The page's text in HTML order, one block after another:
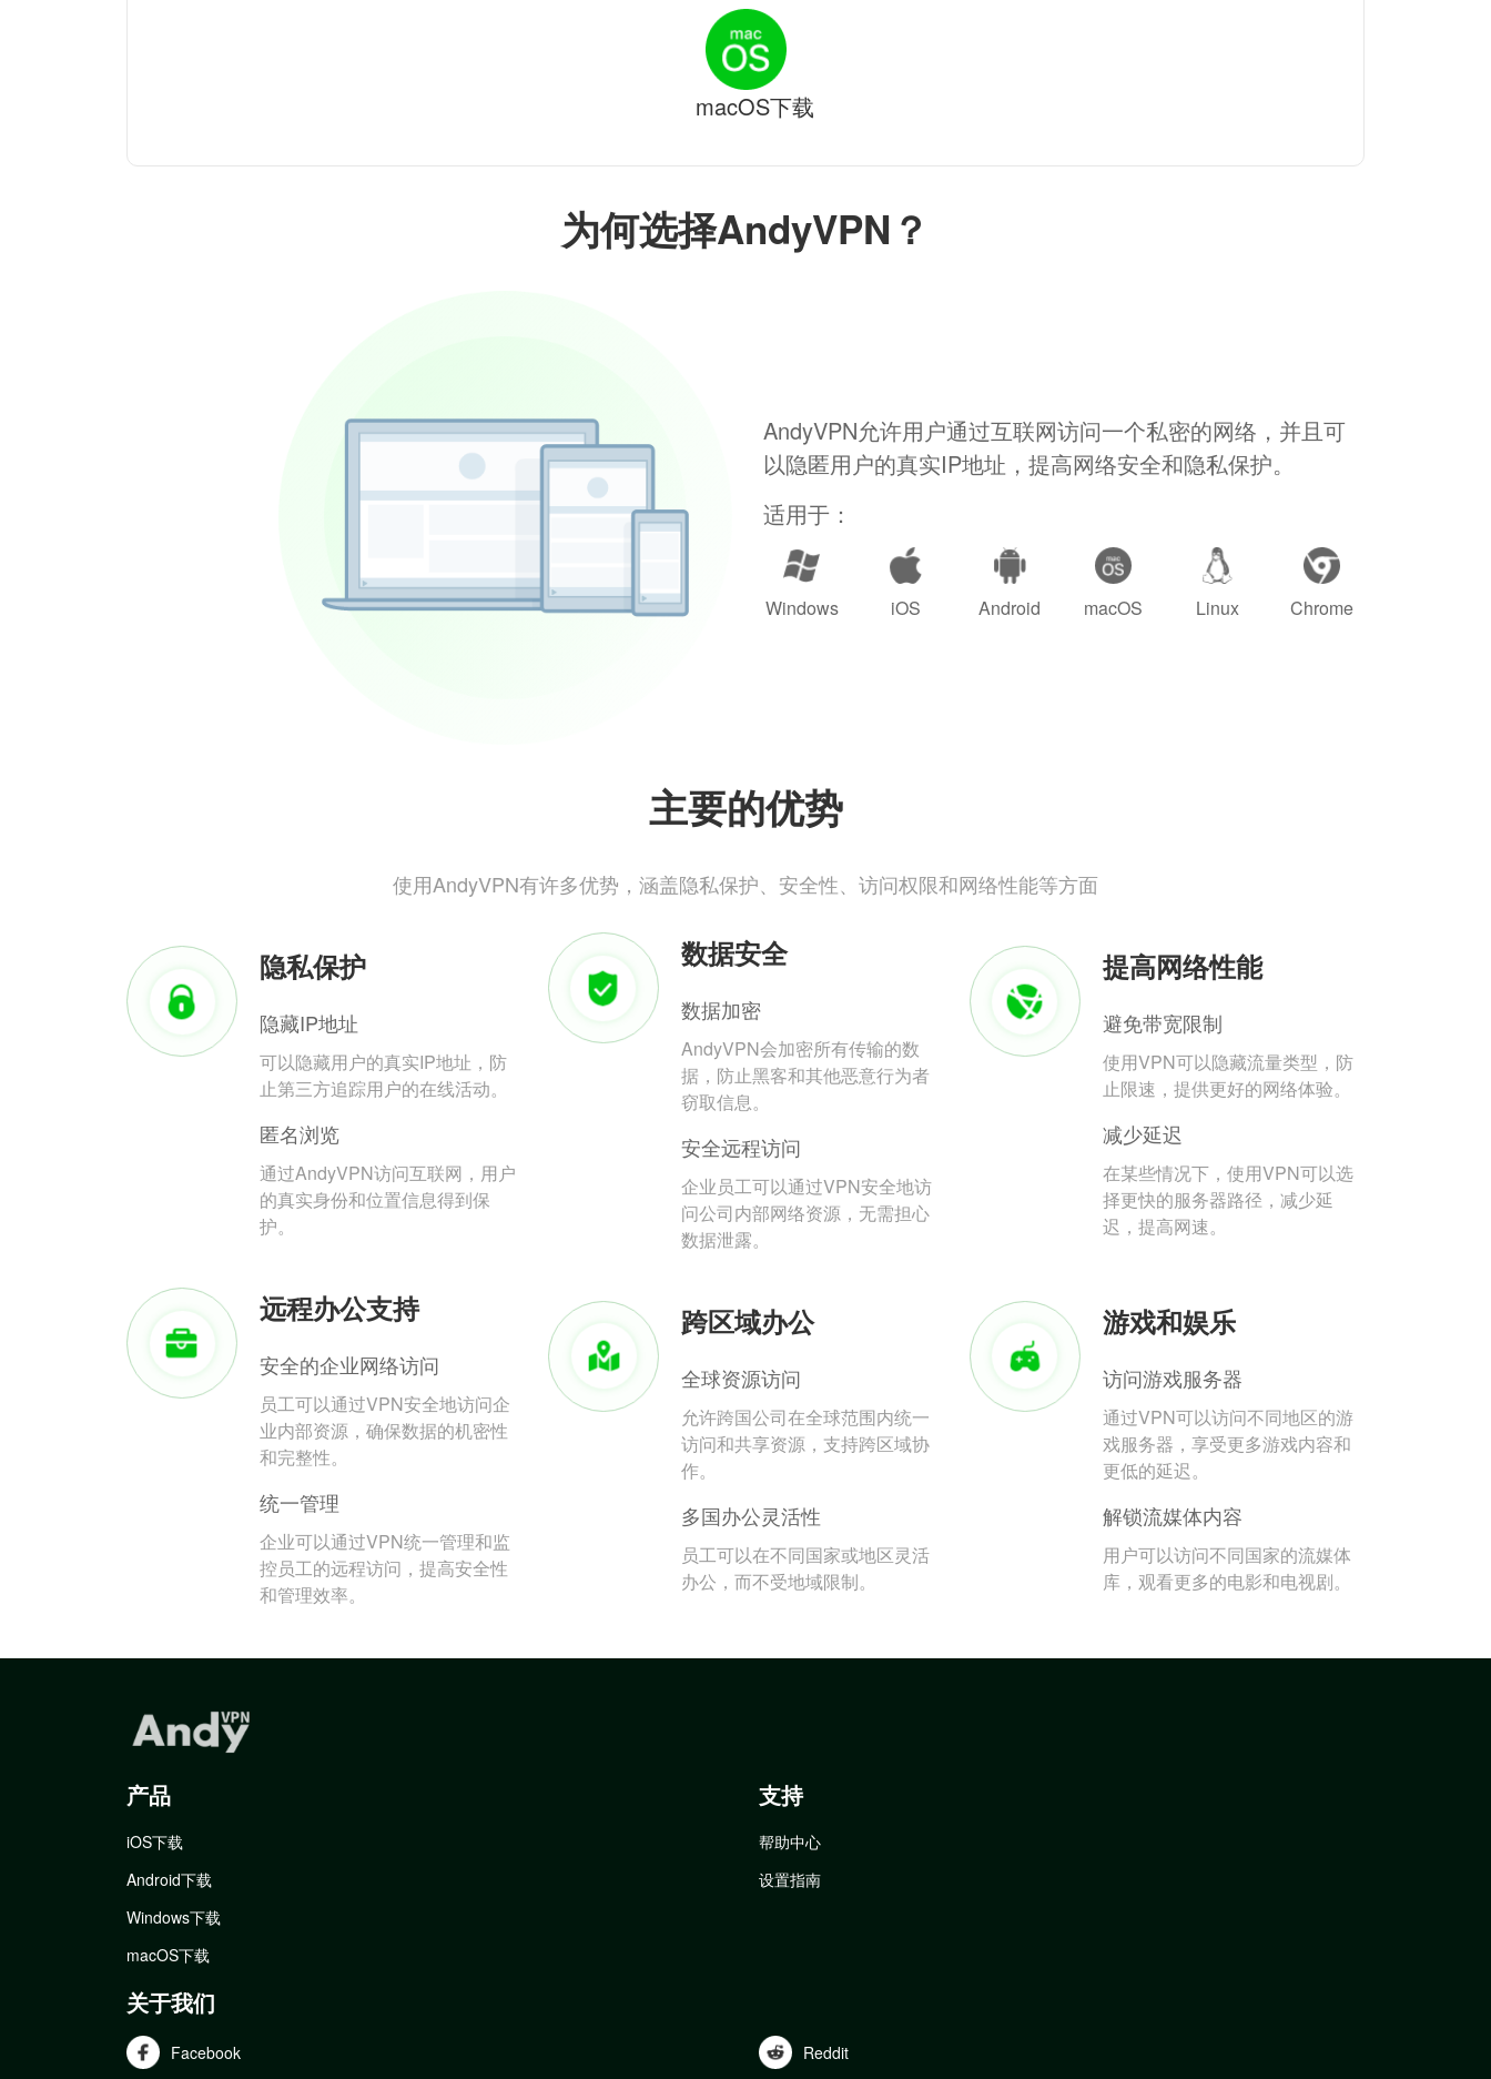
为何选择AndyVPN？
AndyVPN允许用户通过互联网访问一个私密的网络，并且可
以隐匿用户的真实IP地址，提高网络安全和隐私保护。
适用于：
Windows iOS Android macOS Linux Chrome
主要的优势
使用AndyVPN有许多优势，涵盖隐私保护、安全性、访问权限和网络性能等方面
隐私保护
隐藏IP地址
可以隐藏用户的真实IP地址，防
止第三方追踪用户的在线活动。
匿名浏览
通过AndyVPN访问互联网，用户
的真实身份和位置信息得到保
护。
数据安全
数据加密
AndyVPN会加密所有传输的数
据，防止黑客和其他恶意行为者
窃取信息。
安全远程访问
企业员工可以通过VPN安全地访
问公司内部网络资源，无需担心
数据泄露。
提高网络性能
避免带宽限制
使用VPN可以隐藏流量类型，防
止限速，提供更好的网络体验。
减少延迟
在某些情况下，使用VPN可以选
择更快的服务器路径，减少延
迟，提高网速。
远程办公支持
安全的企业网络访问
员工可以通过VPN安全地访问企
业内部资源，确保数据的机密性
和完整性。
统一管理
企业可以通过VPN统一管理和监
控员工的远程访问，提高安全性
和管理效率。
跨区域办公
全球资源访问
允许跨国公司在全球范围内统一
访问和共享资源，支持跨区域协
作。
多国办公灵活性
员工可以在不同国家或地区灵活
办公，而不受地域限制。
游戏和娱乐
访问游戏服务器
通过VPN可以访问不同地区的游
戏服务器，享受更多游戏内容和
更低的延迟。
解锁流媒体内容
用户可以访问不同国家的流媒体
库，观看更多的电影和电视剧。
macOS下载
产品
iOS下载
Android下载
Windows下载
macOS下载
支持
帮助中心
设置指南
关于我们
Facebook Reddit